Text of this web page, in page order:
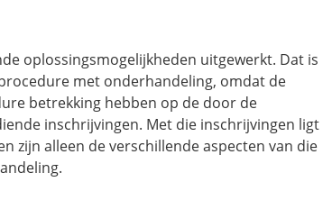
oplossingsmogelijkheden uitgewerkt. Dat is
met onderhandeling, omdat de
betrekking hebben op de door de
inschrijvingen. Met die inschrijvingen ligt
zijn alleen de verschillende aspecten van die